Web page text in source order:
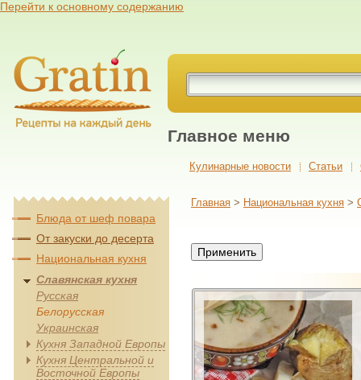
Перейти к основному содержанию
Главное меню
Кулинарные новости Cтатьи
Главная > Национальная кухня >
Блюда от шеф повара
От закуски до десерта
Национальная кухня
Славянская кухня
Русская
Белорусская
Украинская
Кухня Западной Европы
Кухня Центральной и
Восточной Европы